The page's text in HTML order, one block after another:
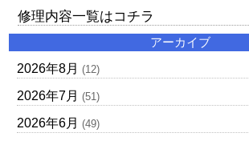
修理内容一覧はコチラ
アーカイブ
2026年8月 (12)
2026年7月 (51)
2026年6月 (49)